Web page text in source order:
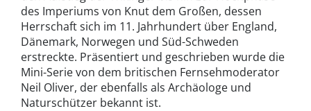
des Imperiums von Knut dem Großen, dessen
Herrschaft sich im 11. Jahrhundert über England,
Dänemark, Norwegen und Süd-Schweden
erstreckte. Präsentiert und geschrieben wurde die
Mini-Serie von dem britischen Fernsehmoderator
Neil Oliver, der ebenfalls als Archäologe und
Naturschützer bekannt ist.